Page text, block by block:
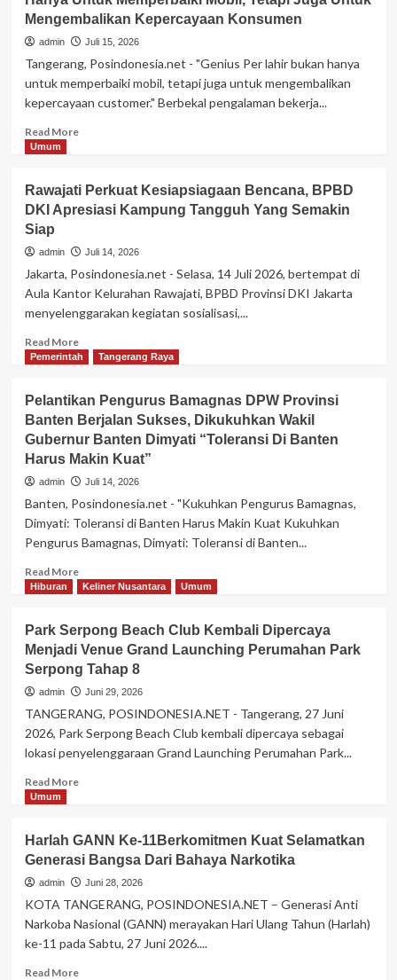
Laskar
Sangidu
Putih
Pengurus
DPD
Jawa
Dan
Mengembalikan Kepercayaan Konsumen
admin Juli 15, 2026
Tangerang, Posindonesia.net - "Genius Per lahir bukan hanya
untuk memperbaiki mobil, tetapi juga untuk mengembalikan
kepercayaan customer." Berbekal pengalaman bekerja...
Read MoreRead
Ozos
Pendiri
Per
Bukan
Hanya
Untuk
Mobil,
Tetapi
Untuk
Mengembalikan
Kepercayaan
Umum
Rawajati Perkuat Kesiapsiagaan Bencana, BPBD
DKI Apresiasi Kampung Tangguh Yang Semakin
Siap
admin Juli 14, 2026
Jakarta, Posindonesia.net - Selasa, 14 Juli 2026, bertempat di
Aula Kantor Kelurahan Rawajati, BPBD Provinsi DKI Jakarta
menyelenggarakan kegiatan sosialisasi,...
Read MoreRead
more
Perkuat
Kesiapsiagaan
Bencana,
BPBD
DKI
Apresiasi
Kampung
Tangguh
Yang
Siap
Pemerintah Tangerang Raya
Pelantikan Pengurus Bamagnas DPW Provinsi
Banten Berjalan Sukses, Dikukuhkan Wakil
Gubernur Banten Dimyati “Toleransi Di Banten
Harus Makin Kuat”
admin Juli 14, 2026
Banten, Posindonesia.net - "Kukuhkan Pengurus Bamagnas,
Dimyati: Toleransi di Banten Harus Makin Kuat Kukuhkan
Pengurus Bamagnas, Dimyati: Toleransi di Banten...
Read MoreRead
more
Pengurus
Bamagnas
DPW
Provinsi
Berjalan
Sukses,
Dikukuhkan
Gubernur
“Toleransi
Di
Harus
Makin
Kuat”
Hiburan Keliner Nusantara Umum
Park Serpong Beach Club Kembali Dipercaya
Menjadi Venue Grand Launching Perumahan Park
Serpong Tahap 8
admin Juni 29, 2026
TANGERANG, POSINDONESIA.NET - Tangerang, 27 Juni
2026, Park Serpong Beach Club kembali dipercaya sebagai
lokasi penyelenggaraan Grand Launching Perumahan Park...
Read MoreRead
Serpong
Beach
Club
Menjadi
Venue
Umum
Harlah GANN Ke-11Berkomitmen Kuat Selamatkan
Generasi Bangsa Dari Bahaya Narkotika
admin Juni 28, 2026
KOTA TANGERANG, POSINDONESIA.NET – Generasi Anti
Narkoba Nasional (GANN) merayakan Hari Ulang Tahun (Harlah)
ke-11 pada Sabtu, 27 Juni 2026....
Read MoreRead